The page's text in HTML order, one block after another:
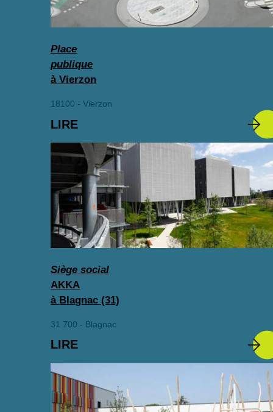
Place
publique
à Vierzon
18100 - Vierzon
LIRE
Siège social
AKKA
à Blagnac (31)
31 700 - Blagnac
LIRE